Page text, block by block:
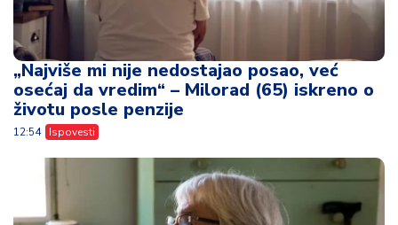
„Najviše mi nije nedostajao posao, već
osećaj da vredim“ – Milorad (65) iskreno o
životu posle penzije
12:54 Ispovesti